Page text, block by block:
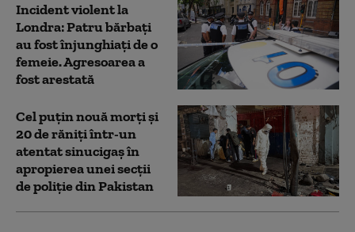
Incident violent la
Londra: Patru bărbaţi
au fost înjunghiaţi de o
femeie. Agresoarea a
fost arestată
Cel puţin nouă morţi şi
20 de răniţi într-un
atentat sinucigaş în
apropierea unei secţii
de poliţie din Pakistan